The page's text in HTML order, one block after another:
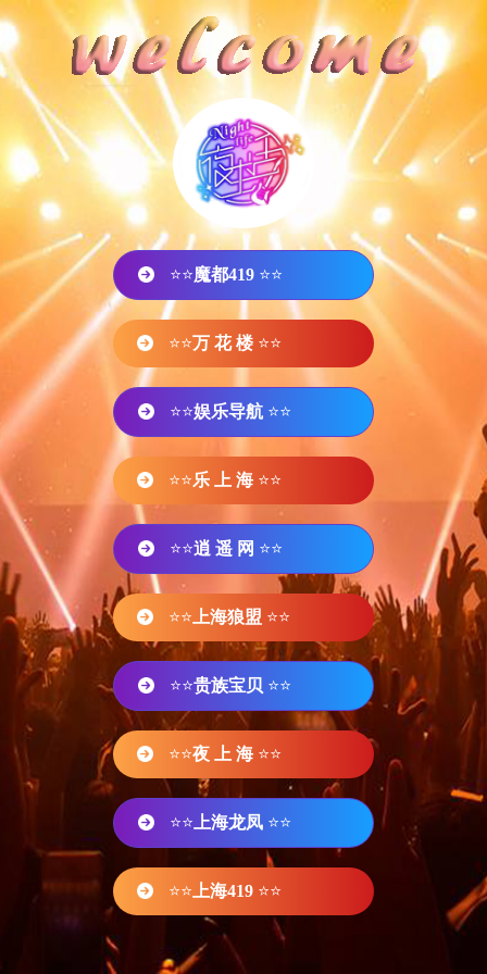
⭐⭐魔都419 ⭐⭐
⭐⭐万 花 楼 ⭐⭐
⭐⭐娱乐导航 ⭐⭐
⭐⭐乐 上 海 ⭐⭐
⭐⭐逍 遥 网 ⭐⭐
⭐⭐ 上海狼盟 ⭐⭐
⭐⭐贵族宝贝 ⭐⭐
⭐⭐夜 上 海 ⭐⭐
⭐⭐ 上海龙凤 ⭐⭐
⭐⭐ 上海419 ⭐⭐